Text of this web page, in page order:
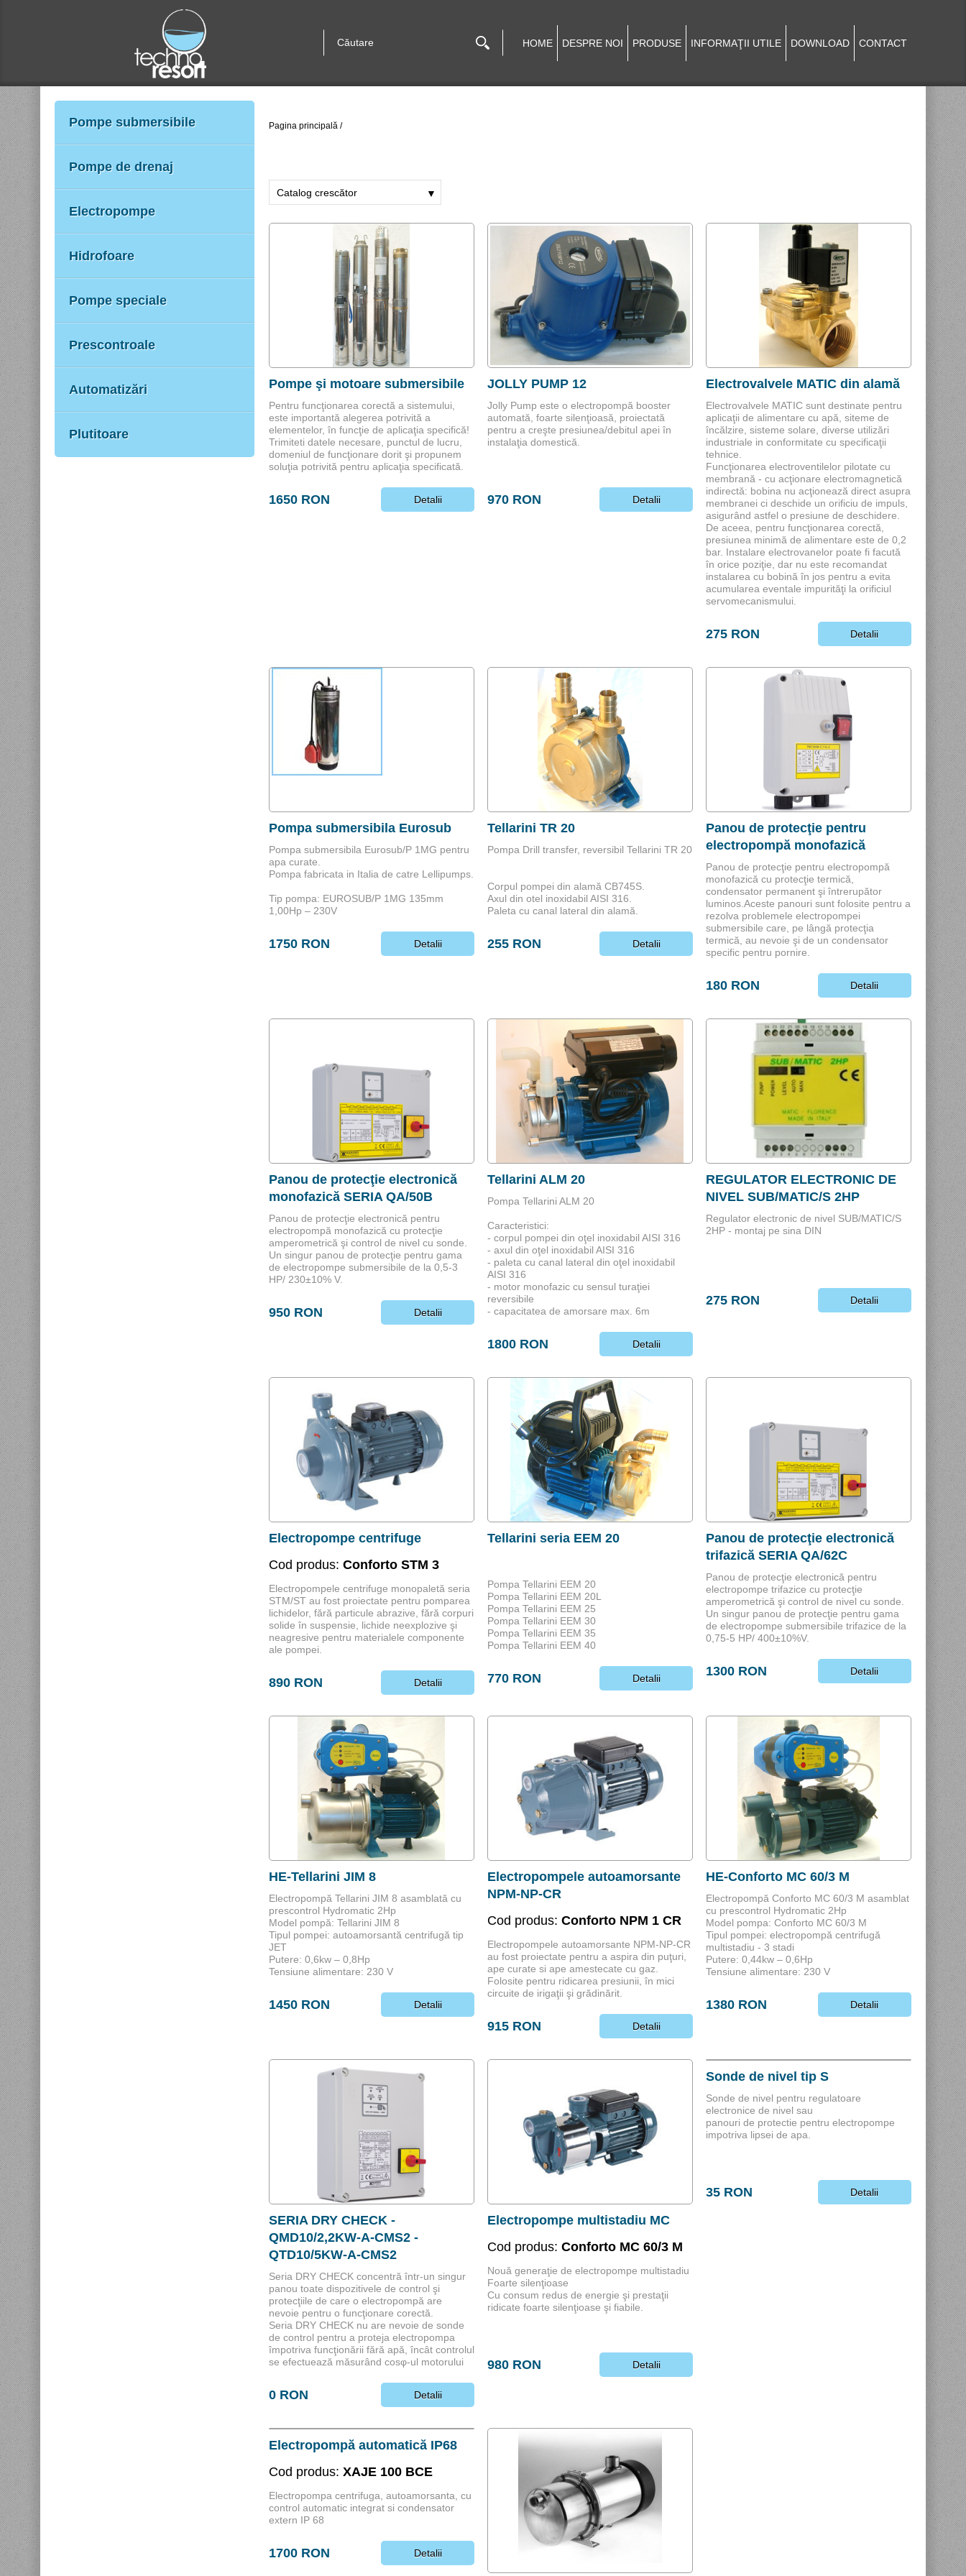
HOME DESPRE NOI PRODUSE INFORMAŢII UTILE DOWNLOAD CONTACT
Pompe submersibile
Pompe de drenaj
Electropompe
Hidrofoare
Pompe speciale
Prescontroale
Automatizări
Plutitoare
Pagina principală /
Catalog crescător
Nume descrescător
Preţ descrecător
Preţ crescător
▼
Pompe şi motoare submersibile
Pentru funcţionarea corectă a sistemului,
este importantă alegerea potrivită a
elementelor, în funcţie de aplicaţia specifică!
Trimiteti datele necesare, punctul de lucru,
domeniul de funcţionare dorit şi propunem
soluţia potrivită pentru aplicaţia specificată.
1650 RON Detalii
JOLLY PUMP 12
Jolly Pump este o electropompă booster
automată, foarte silenţioasă, proiectată
pentru a creşte presiunea/debitul apei în
instalaţia domestică.
970 RON Detalii
Electrovalvele MATIC din alamă
Electrovalvele MATIC sunt destinate pentru
aplicaţii de alimentare cu apă, siteme de
încălzire, sisteme solare, diverse utilizări
industriale in conformitate cu specificaţii
tehnice.
Funcţionarea electroventilelor pilotate cu
membrană - cu acţionare electromagnetică
indirectă: bobina nu acţionează direct asupra
membranei ci deschide un orificiu de impuls,
asigurând astfel o presiune de deschidere.
De aceea, pentru funcţionarea corectă,
presiunea minimă de alimentare este de 0,2
bar. Instalare electrovanelor poate fi facută
în orice poziţie, dar nu este recomandat
instalarea cu bobină în jos pentru a evita
acumularea eventale impurităţi la orificiul
servomecanismului.
275 RON Detalii
Pompa submersibila Eurosub
Pompa submersibila Eurosub/P 1MG pentru
apa curate.
Pompa fabricata in Italia de catre Lellipumps.
Tip pompa: EUROSUB/P 1MG 135mm
1,00Hp – 230V
1750 RON Detalii
Tellarini TR 20
Pompa Drill transfer, reversibil Tellarini TR 20
Corpul pompei din alamă CB745S.
Axul din otel inoxidabil AISI 316.
Paleta cu canal lateral din alamă.
255 RON Detalii
Panou de protecţie pentru
electropompă monofazică
Panou de protecţie pentru electropompă
monofazică cu protecţie termică,
condensator permanent şi întrerupător
luminos.Aceste panouri sunt folosite pentru a
rezolva problemele electropompei
submersibile care, pe lângă protecţia
termică, au nevoie şi de un condensator
specific pentru pornire.
180 RON Detalii
Panou de protecţie electronică
monofazică SERIA QA/50B
Panou de protecţie electronică pentru
electropompă monofazică cu protecţie
amperometrică şi control de nivel cu sonde.
Un singur panou de protecţie pentru gama
de electropompe submersibile de la 0,5-3
HP/ 230±10% V.
950 RON Detalii
Tellarini ALM 20
Pompa Tellarini ALM 20
Caracteristici:
- corpul pompei din oţel inoxidabil AISI 316
- axul din oţel inoxidabil AISI 316
- paleta cu canal lateral din oţel inoxidabil
AISI 316
- motor monofazic cu sensul turaţiei
reversibile
- capacitatea de amorsare max. 6m
1800 RON Detalii
REGULATOR ELECTRONIC DE
NIVEL SUB/MATIC/S 2HP
Regulator electronic de nivel SUB/MATIC/S
2HP - montaj pe sina DIN
275 RON Detalii
Electropompe centrifuge
Cod produs: Conforto STM 3
Electropompele centrifuge monopaletă seria
STM/ST au fost proiectate pentru pomparea
lichidelor, fără particule abrazive, fără corpuri
solide în suspensie, lichide neexplozive şi
neagresive pentru materialele componente
ale pompei.
890 RON Detalii
Tellarini seria EEM 20
Pompa Tellarini EEM 20
Pompa Tellarini EEM 20L
Pompa Tellarini EEM 25
Pompa Tellarini EEM 30
Pompa Tellarini EEM 35
Pompa Tellarini EEM 40
770 RON Detalii
Panou de protecţie electronică
trifazică SERIA QA/62C
Panou de protecţie electronică pentru
electropompe trifazice cu protecţie
amperometrică şi control de nivel cu sonde.
Un singur panou de protecţie pentru gama
de electropompe submersibile trifazice de la
0,75-5 HP/ 400±10%V.
1300 RON Detalii
HE-Tellarini JIM 8
Electropompă Tellarini JIM 8 asamblată cu
prescontrol Hydromatic 2Hp
Model pompă: Tellarini JIM 8
Tipul pompei: autoamorsantă centrifugă tip
JET
Putere: 0,6kw – 0,8Hp
Tensiune alimentare: 230 V
1450 RON Detalii
Electropompele autoamorsante
NPM-NP-CR
Cod produs: Conforto NPM 1 CR
Electropompele autoamorsante NPM-NP-CR
au fost proiectate pentru a aspira din puţuri,
ape curate si ape amestecate cu gaz.
Folosite pentru ridicarea presiunii, în mici
circuite de irigaţii şi grădinărit.
915 RON Detalii
HE-Conforto MC 60/3 M
Electropompă Conforto MC 60/3 M asamblat
cu prescontrol Hydromatic 2Hp
Model pompa: Conforto MC 60/3 M
Tipul pompei: electropompă centrifugă
multistadiu - 3 stadi
Putere: 0,44kw – 0,6Hp
Tensiune alimentare: 230 V
1380 RON Detalii
SERIA DRY CHECK -
QMD10/2,2KW-A-CMS2 -
QTD10/5KW-A-CMS2
Seria DRY CHECK concentră într-un singur
panou toate dispozitivele de control şi
protecţiile de care o electropompă are
nevoie pentru o funcţionare corectă.
Seria DRY CHECK nu are nevoie de sonde
de control pentru a proteja electropompa
împotriva funcţionării fără apă, încât controlul
se efectuează măsurând cosφ-ul motorului
0 RON Detalii
Electropompe multistadiu MC
Cod produs: Conforto MC 60/3 M
Nouă generaţie de electropompe multistadiu
Foarte silenţioase
Cu consum redus de energie şi prestaţii
ridicate foarte silenţioase şi fiabile.
980 RON Detalii
Sonde de nivel tip S
Sonde de nivel pentru regulatoare
electronice de nivel sau
panouri de protectie pentru electropompe
impotriva lipsei de apa.
35 RON Detalii
Electropompă automatică IP68
Cod produs: XAJE 100 BCE
Electropompa centrifuga, autoamorsanta, cu
control automatic integrat si condensator
extern IP 68
1700 RON Detalii